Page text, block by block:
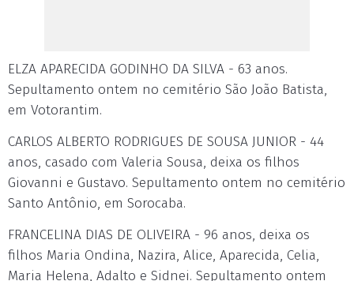
ELZA APARECIDA GODINHO DA SILVA - 63 anos.
Sepultamento ontem no cemitério São João Batista,
em Votorantim.
CARLOS ALBERTO RODRIGUES DE SOUSA JUNIOR - 44
anos, casado com Valeria Sousa, deixa os filhos
Giovanni e Gustavo. Sepultamento ontem no cemitério
Santo Antônio, em Sorocaba.
FRANCELINA DIAS DE OLIVEIRA - 96 anos, deixa os
filhos Maria Ondina, Nazira, Alice, Aparecida, Celia,
Maria Helena, Adalto e Sidnei. Sepultamento ontem